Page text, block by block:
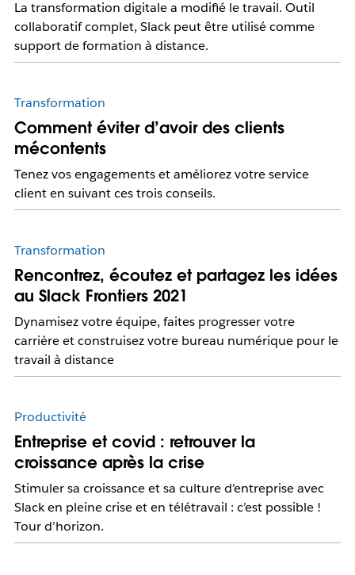
La transformation digitale a modifié le travail. Outil
collaboratif complet, Slack peut être utilisé comme
support de formation à distance.
Transformation
Comment éviter d’avoir des clients
mécontents
Tenez vos engagements et améliorez votre service
client en suivant ces trois conseils.
Transformation
Rencontrez, écoutez et partagez les idées
au Slack Frontiers 2021
Dynamisez votre équipe, faites progresser votre
carrière et construisez votre bureau numérique pour le
travail à distance
Productivité
Entreprise et covid : retrouver la
croissance après la crise
Stimuler sa croissance et sa culture d’entreprise avec
Slack en pleine crise et en télétravail : c’est possible !
Tour d’horizon.